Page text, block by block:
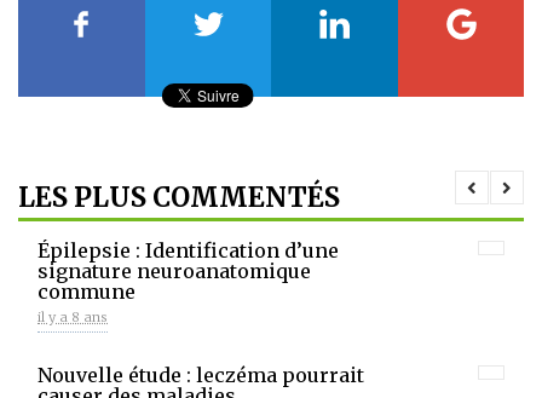
LES PLUS COMMENTÉS
Épilepsie : Identification d’une
signature neuroanatomique
commune
il y a 8 ans
Nouvelle étude : leczéma pourrait